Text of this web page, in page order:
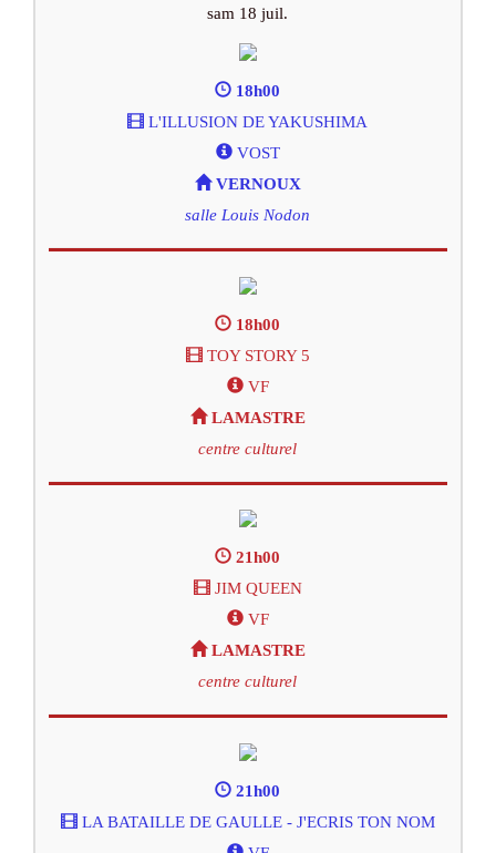
sam 18 juil.
18h00
L'ILLUSION DE YAKUSHIMA
VOST
VERNOUX
salle Louis Nodon
18h00
TOY STORY 5
VF
LAMASTRE
centre culturel
21h00
JIM QUEEN
VF
LAMASTRE
centre culturel
21h00
LA BATAILLE DE GAULLE - J'ECRIS TON NOM